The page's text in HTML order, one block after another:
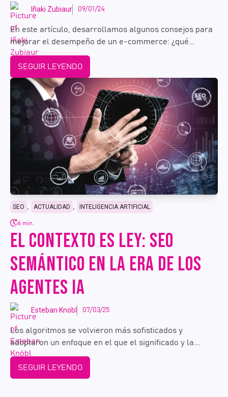
Iñaki Zubiaur 09/01/24
En este artículo, desarrollamos algunos consejos para
mejorar el desempeño de un e-commerce: ¿qué...
SEGUIR LEYENDO
SEO , ACTUALIDAD , INTELIGENCIA ARTIFICIAL
6 min.
EL CONTEXTO ES LEY: SEO
SEMÁNTICO EN LA ERA DE LOS
AGENTES IA
Esteban Knöbl 07/03/25
Los algoritmos se volvieron más sofisticados y
adoptaron un enfoque en el que el significado y la...
SEGUIR LEYENDO